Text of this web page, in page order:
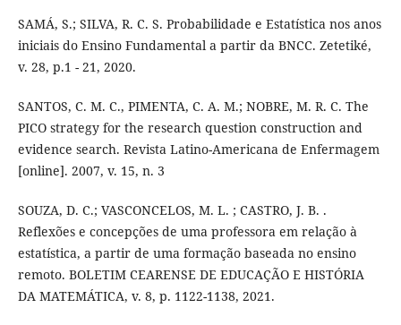
SAMÁ, S.; SILVA, R. C. S. Probabilidade e Estatística nos anos
iniciais do Ensino Fundamental a partir da BNCC. Zetetiké,
v. 28, p.1 - 21, 2020.
SANTOS, C. M. C., PIMENTA, C. A. M.; NOBRE, M. R. C. The
PICO strategy for the research question construction and
evidence search. Revista Latino-Americana de Enfermagem
[online]. 2007, v. 15, n. 3
SOUZA, D. C.; VASCONCELOS, M. L. ; CASTRO, J. B. .
Reflexões e concepções de uma professora em relação à
estatística, a partir de uma formação baseada no ensino
remoto. BOLETIM CEARENSE DE EDUCAÇÃO E HISTÓRIA
DA MATEMÁTICA, v. 8, p. 1122-1138, 2021.